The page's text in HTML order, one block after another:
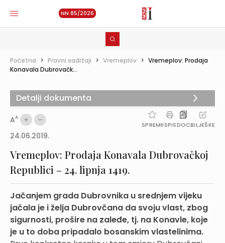
NN 85/2026
Početna > Pravni sadržaji > Vremeplov > Vremeplov: Prodaja
Konavala Dubrovačk...
AA
SPREMIISPISDOCBILJEŠKE
24.06.2019.
Vremeplov: Prodaja Konavala Dubrovačkoj
Republici – 24. lipnja 1419.
Jačanjem grada Dubrovnika u srednjem vijeku
jačala je i želja Dubrovčana da svoju vlast, zbog
sigurnosti, prošire na zaleđe, tj. na Konavle, koje
je u to doba pripadalo bosanskim vlastelinima.
Detalji dokumenta